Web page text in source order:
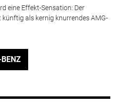
eine Effekt-Sensation: Der
künftig als kernig knurrendes AMG-